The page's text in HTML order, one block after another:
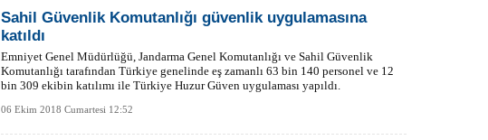
Sahil Güvenlik Komutanlığı güvenlik uygulamasına
katıldı
Emniyet Genel Müdürlüğü, Jandarma Genel Komutanlığı ve Sahil Güvenlik
Komutanlığı tarafından Türkiye genelinde eş zamanlı 63 bin 140 personel ve 12
bin 309 ekibin katılımı ile Türkiye Huzur Güven uygulaması yapıldı.
06 Ekim 2018 Cumartesi 12:52